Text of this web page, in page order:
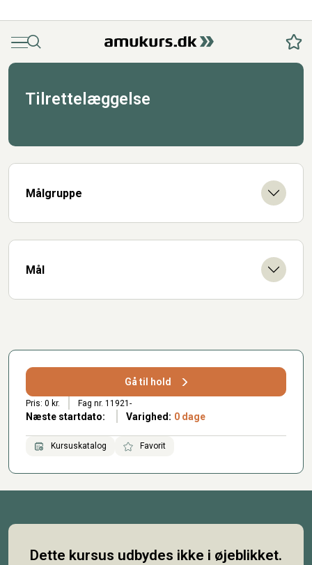
MenuSøg
Tilrettelæggelse
Målgruppe
Mål
Gå til hold
Pris: 0 kr. Fag nr. 11921-
Næste startdato: Varighed: 0 dage
Kursuskatalog Favorit
Dette kursus udbydes ikke i øjeblikket.